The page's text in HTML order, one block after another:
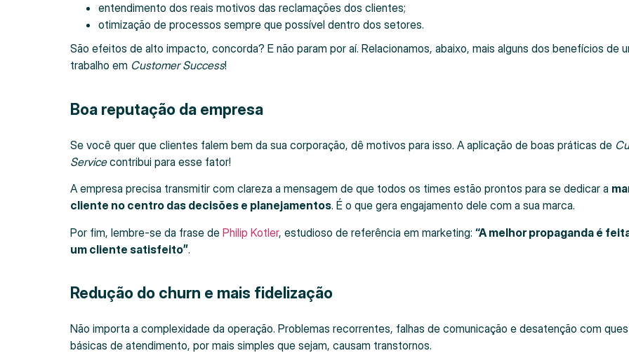
entendimento dos reais motivos das reclamações dos clientes;
otimização de processos sempre que possível dentro dos setores.
São efeitos de alto impacto, concorda? E não param por aí. Relacionamos, abaixo, mais alguns dos benefícios de
trabalho em Customer Success!
Boa reputação da empresa
Se você quer que clientes falem bem da sua corporação, dê motivos para isso. A aplicação de boas práticas de
Servicecontribui para esse fator!
A empresa precisa transmitir com clareza a mensagem de que todos os times estão prontos para se dedicar a
cliente no centro das decisões e planejamentos. É o que gera engajamento dele com a sua marca.
Por fim, lembre-se da frase de Philip Kotler, estudioso de referência em marketing: “A melhor propaganda é
um cliente satisfeito”.
Redução do churn e mais fidelização
Não importa a complexidade da operação. Problemas recorrentes, falhas de comunicação e desatenção com
básicas de atendimento, por mais simples que sejam, causam transtornos.